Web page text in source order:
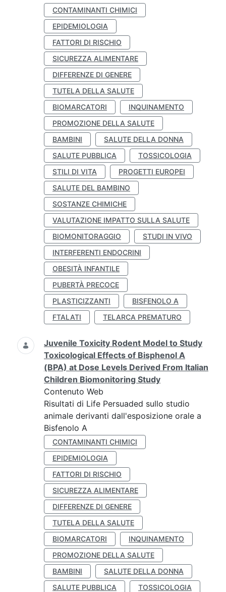
CONTAMINANTI CHIMICI
EPIDEMIOLOGIA
FATTORI DI RISCHIO
SICUREZZA ALIMENTARE
DIFFERENZE DI GENERE
TUTELA DELLA SALUTE
BIOMARCATORI
INQUINAMENTO
PROMOZIONE DELLA SALUTE
BAMBINI
SALUTE DELLA DONNA
SALUTE PUBBLICA
TOSSICOLOGIA
STILI DI VITA
PROGETTI EUROPEI
SALUTE DEL BAMBINO
SOSTANZE CHIMICHE
VALUTAZIONE IMPATTO SULLA SALUTE
BIOMONITORAGGIO
STUDI IN VIVO
INTERFERENTI ENDOCRINI
OBESITÀ INFANTILE
PUBERTÀ PRECOCE
PLASTICIZZANTI
BISFENOLO A
FTALATI
TELARCA PREMATURO
Juvenile Toxicity Rodent Model to Study
Toxicological Effects of Bisphenol A
(BPA) at Dose Levels Derived From Italian
Children Biomonitoring Study
Contenuto Web
Risultati di Life Persuaded sullo studio
animale derivanti dall'esposizione orale a
Bisfenolo A
CONTAMINANTI CHIMICI
EPIDEMIOLOGIA
FATTORI DI RISCHIO
SICUREZZA ALIMENTARE
DIFFERENZE DI GENERE
TUTELA DELLA SALUTE
BIOMARCATORI
INQUINAMENTO
PROMOZIONE DELLA SALUTE
BAMBINI
SALUTE DELLA DONNA
SALUTE PUBBLICA
TOSSICOLOGIA